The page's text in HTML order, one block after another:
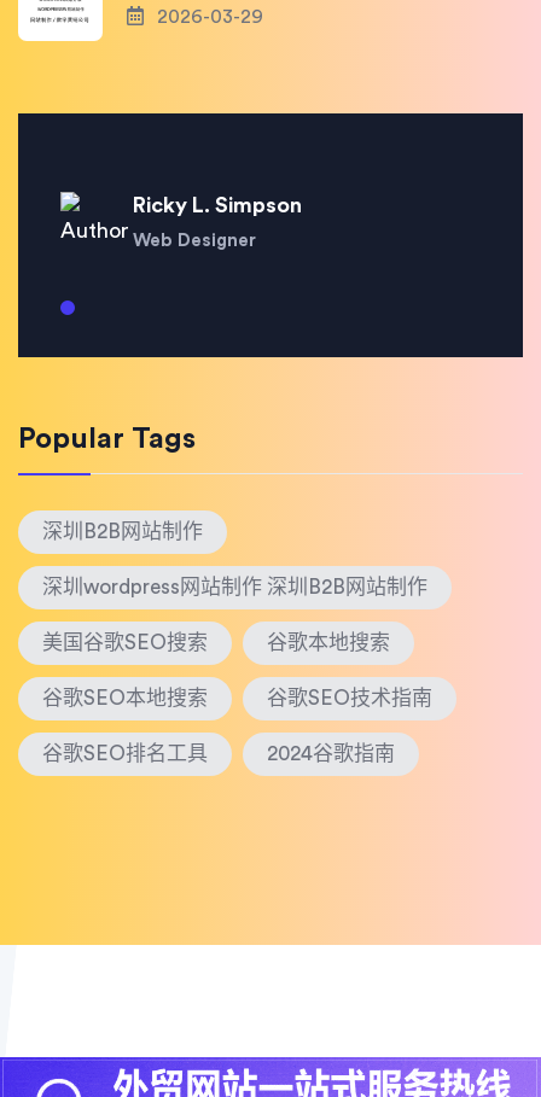
2026-03-29
Ricky L. Simpson
Web Designer
Popular Tags
深圳B2B网站制作
深圳wordpress网站制作 深圳B2B网站制作
美国谷歌SEO搜索 谷歌本地搜索
谷歌SEO本地搜索 谷歌SEO技术指南
谷歌SEO排名工具 2024谷歌指南